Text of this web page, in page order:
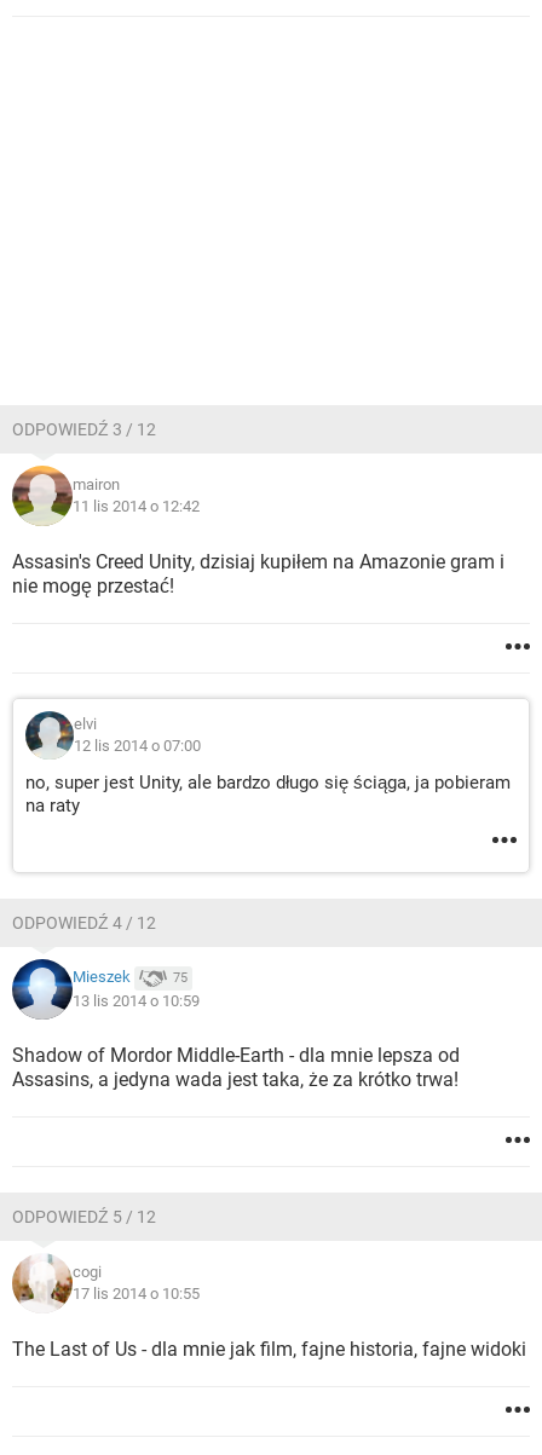
ODPOWIEDŹ 3 / 12
mairon
11 lis 2014 o 12:42
Assasin's Creed Unity, dzisiaj kupiłem na Amazonie gram i
nie mogę przestać!
elvi
12 lis 2014 o 07:00
no, super jest Unity, ale bardzo długo się ściąga, ja pobieram
na raty
ODPOWIEDŹ 4 / 12
Mieszek 75
13 lis 2014 o 10:59
Shadow of Mordor Middle-Earth - dla mnie lepsza od
Assasins, a jedyna wada jest taka, że za krótko trwa!
ODPOWIEDŹ 5 / 12
cogi
17 lis 2014 o 10:55
The Last of Us - dla mnie jak film, fajne historia, fajne widoki